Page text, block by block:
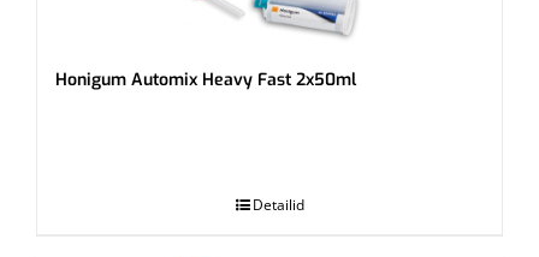
Honigum Automix Heavy Fast 2x50ml
Detailid